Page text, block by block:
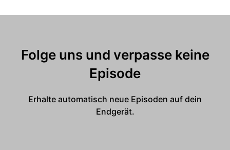
Folge uns und verpasse keine
Episode
Erhalte automatisch neue Episoden auf dein
Endgerät.